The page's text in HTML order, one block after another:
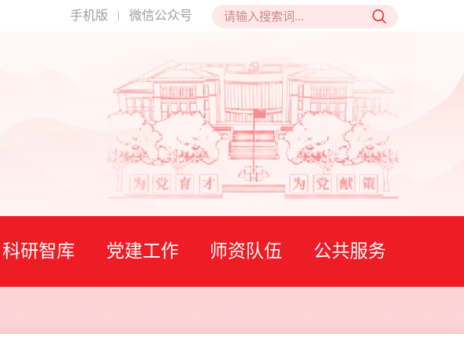
手机版 微信公众号
科研智库 党建工作 师资队伍 公共服务